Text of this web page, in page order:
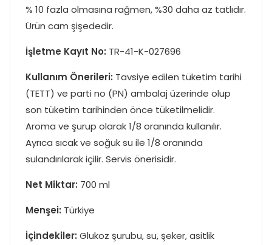
% 10 fazla olmasına rağmen, %30 daha az tatlıdır.
Ürün cam şişededir.
İşletme Kayıt No: TR-41-K-027696
Kullanım Önerileri: Tavsiye edilen tüketim tarihi
(TETT) ve parti no (PN) ambalaj üzerinde olup
son tüketim tarihinden önce tüketilmelidir.
Aroma ve şurup olarak 1/8 oranında kullanılır.
Ayrıca sıcak ve soğuk su ile 1/8 oranında
sulandırılarak içilir. Servis önerisidir.
Net Miktar: 700 ml
Menşei: Türkiye
İçindekiler: Glukoz şurubu, su, şeker, asitlik